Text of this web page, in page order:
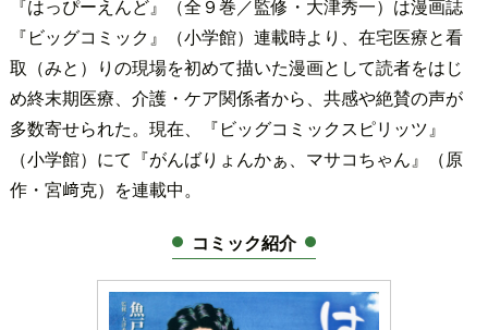
『はっぴーえんど』（全９巻／監修・大津秀一）は漫画誌
『ビッグコミック』（小学館）連載時より、在宅医療と看
取（みと）りの現場を初めて描いた漫画として読者をはじ
め終末期医療、介護・ケア関係者から、共感や絶賛の声が
多数寄せられた。現在、『ビッグコミックスピリッツ』
（小学館）にて『がんばりょんかぁ、マサコちゃん』（原
作・宮﨑克）を連載中。
コミック紹介